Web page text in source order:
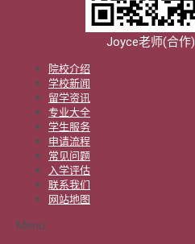
Joyce老师(合作)
院校介绍
学校新闻
留学资讯
专业大全
学生服务
申请流程
常见问题
入学评估
联系我们
网站地图
Menu